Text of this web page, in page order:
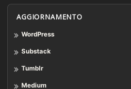
AGGIORNAMENTO
WordPress
Substack
Tumblr
Medium